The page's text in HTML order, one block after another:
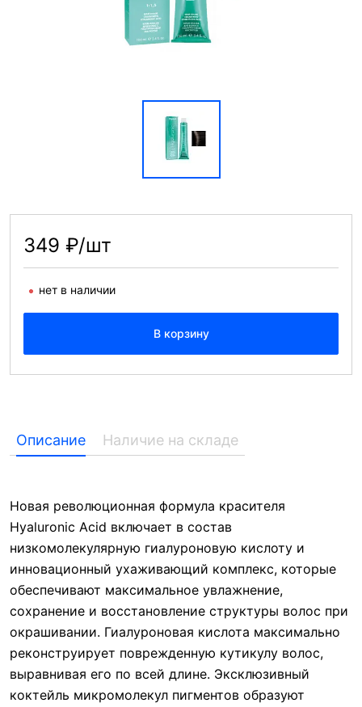
349 ₽/шт
нет в наличии
В корзину
Описание Наличие на складе
Новая революционная формула красителя
Hyaluronic Acid включает в состав
низкомолекулярную гиалуроновую кислоту и
инновационный ухаживающий комплекс, которые
обеспечивают максимальное увлажнение,
сохранение и восстановление структуры волос при
окрашивании. Гиалуроновая кислота максимально
реконструирует поврежденную кутикулу волос,
выравнивая его по всей длине. Эксклюзивный
коктейль микромолекул пигментов образуют